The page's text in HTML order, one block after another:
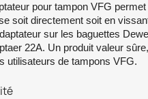
pour tampon VFG
soit directement soit en
sur les baguettes
22A. Un produit valeur
utilisateurs de tampons VFG.